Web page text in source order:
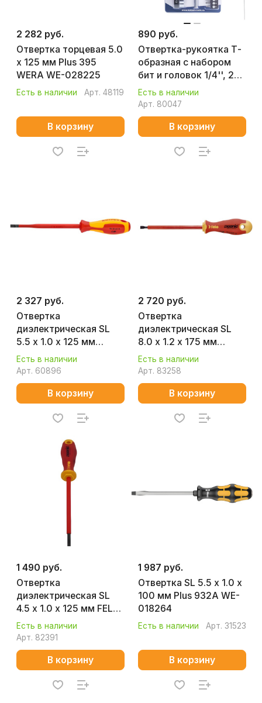
2 282 руб.
Отвертка торцевая 5.0
х 125 мм Plus 395
WERA WE-028225
Есть в наличии Арт. 48119
В корзину
890 руб.
Отвертка-рукоятка Т-
образная с набором
бит и головок 1/4'', 24
шт. КОБАЛЬТ 245-473
Есть в наличии
Арт. 80047
В корзину
2 327 руб.
Отвертка
диэлектрическая SL
5.5 х 1.0 х 125 мм
(тонкая) VDE KNIPEX
KN-982055SL
Есть в наличии
Арт. 60896
В корзину
2 720 руб.
Отвертка
диэлектрическая SL
8.0 х 1.2 х 175 мм
Ergonic FELO 41308090
Есть в наличии
Арт. 83258
В корзину
1 490 руб.
Отвертка
диэлектрическая SL
4.5 х 1.0 х 125 мм FELO
41304590
Есть в наличии
Арт. 82391
В корзину
1 987 руб.
Отвертка SL 5.5 х 1.0 х
100 мм Plus 932A WE-
018264
Есть в наличии Арт. 31523
В корзину